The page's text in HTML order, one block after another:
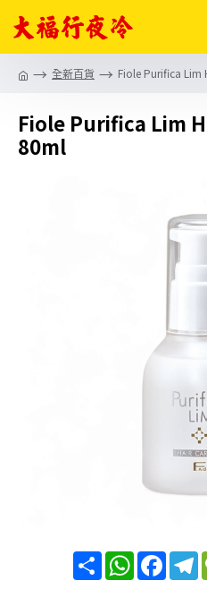
全新百貨 Fiole Purifica Lim
Fiole Purifica Lim
80ml
分
享
WhatsApp